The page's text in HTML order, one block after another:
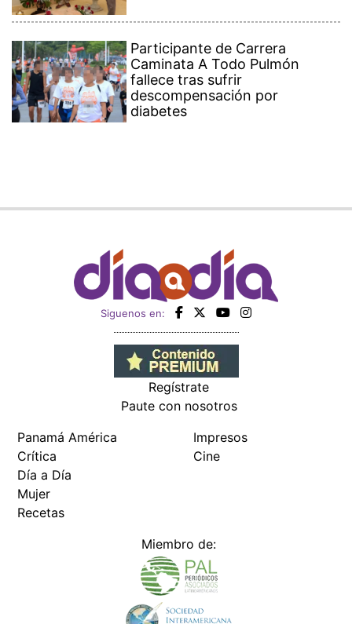
Participante de Carrera
Caminata A Todo Pulmón
fallece tras sufrir
descompensación por
diabetes
Siguenos en:
Regístrate
Paute con nosotros
Panamá América
Crítica
Día a Día
Mujer
Recetas
Impresos
Cine
Miembro de: